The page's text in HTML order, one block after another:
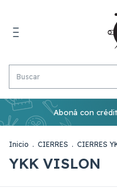
Aboná con
Inicio . CIERRES . CIERRES
YKK VISLON